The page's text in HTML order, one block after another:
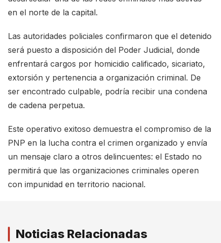
en el norte de la capital.
Las autoridades policiales confirmaron que el detenido
será puesto a disposición del Poder Judicial, donde
enfrentará cargos por homicidio calificado, sicariato,
extorsión y pertenencia a organización criminal. De
ser encontrado culpable, podría recibir una condena
de cadena perpetua.
Este operativo exitoso demuestra el compromiso de la
PNP en la lucha contra el crimen organizado y envía
un mensaje claro a otros delincuentes: el Estado no
permitirá que las organizaciones criminales operen
con impunidad en territorio nacional.
Noticias Relacionadas